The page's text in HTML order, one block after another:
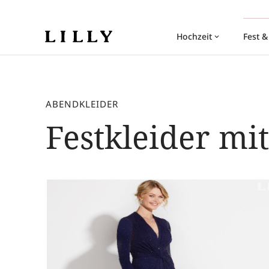
Hochzeit keyboard_arrow_down Fest
ABENDKLEIDER
Festkleider